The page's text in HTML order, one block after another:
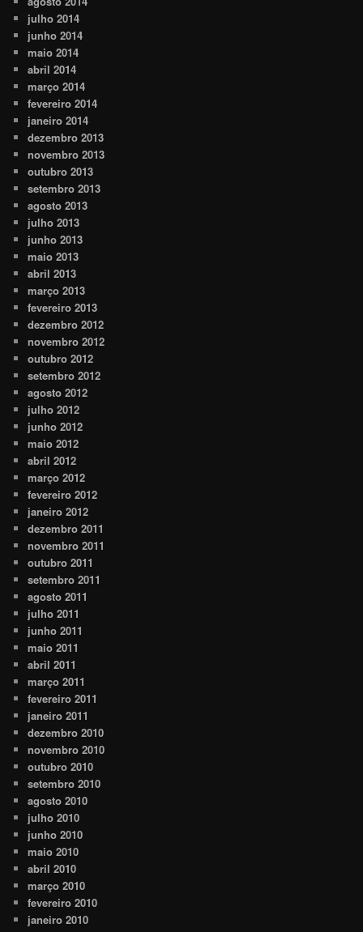
julho 2014
junho 2014
maio 2014
abril 2014
março 2014
fevereiro 2014
janeiro 2014
dezembro 2013
novembro 2013
outubro 2013
setembro 2013
agosto 2013
julho 2013
junho 2013
maio 2013
abril 2013
março 2013
fevereiro 2013
dezembro 2012
novembro 2012
outubro 2012
setembro 2012
agosto 2012
julho 2012
junho 2012
maio 2012
abril 2012
março 2012
fevereiro 2012
janeiro 2012
dezembro 2011
novembro 2011
outubro 2011
setembro 2011
agosto 2011
julho 2011
junho 2011
maio 2011
abril 2011
março 2011
fevereiro 2011
janeiro 2011
dezembro 2010
novembro 2010
outubro 2010
setembro 2010
agosto 2010
julho 2010
junho 2010
maio 2010
abril 2010
março 2010
fevereiro 2010
janeiro 2010